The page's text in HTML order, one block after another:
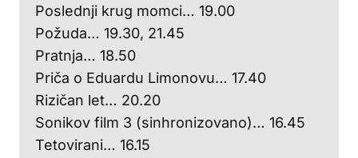
Poslednji krug momci… 19.00
Požuda… 19.30, 21.45
Pratnja… 18.50
Priča o Eduardu Limonovu… 17.40
Rizičan let… 20.20
Sonikov film 3 (sinhronizovano)… 16.45
Tetovirani… 16.15